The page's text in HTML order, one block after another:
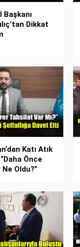
Başkanı
Dikkat
Katı Atık
Önce
Oldu?”